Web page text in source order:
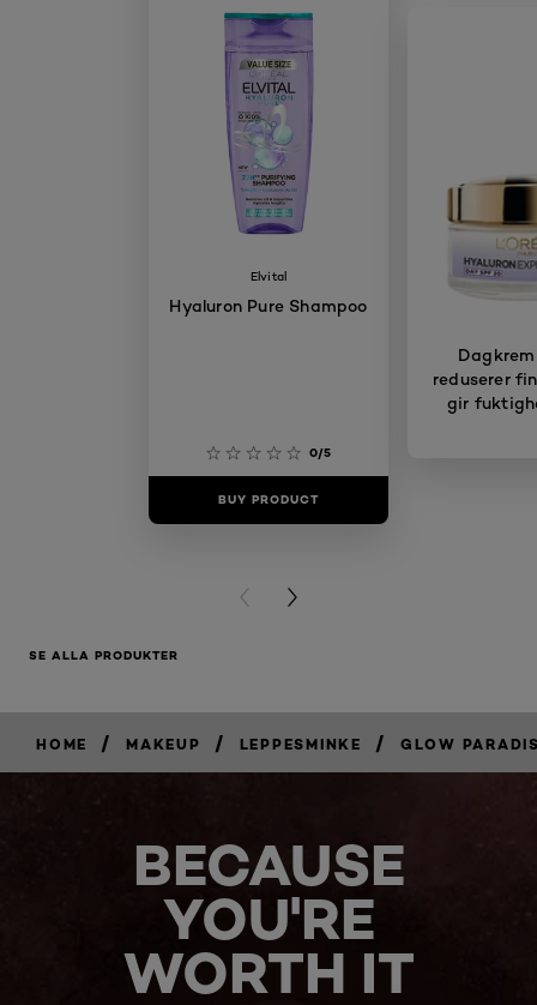
Elvital
Hyaluron Pure Shampoo
0/5
BUY PRODUCT
Dagkrem
reduserer
gir
PREVIOUS CARD
NEXT CARD
SE ALLA PRODUKTER
HOME / MAKEUP / LEPPESMINKE / GLOW
BECAUSE
YOU'RE
WORTH IT